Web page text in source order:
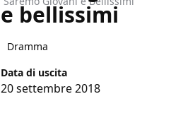
e bellissimi
Dramma
Data di uscita
20 settembre 2018